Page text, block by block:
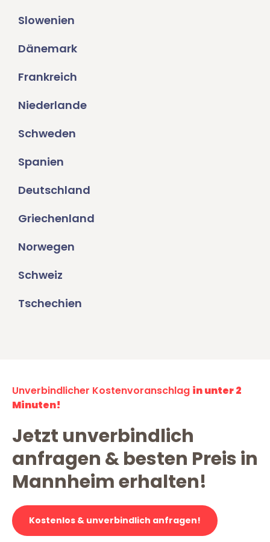
Slowenien
Dänemark
Frankreich
Niederlande
Schweden
Spanien
Deutschland
Griechenland
Norwegen
Schweiz
Tschechien
Unverbindlicher Kostenvoranschlag in unter 2
Minuten!
Jetzt unverbindlich
anfragen & besten Preis in
Mannheim erhalten!
Kostenlos & unverbindlich anfragen!